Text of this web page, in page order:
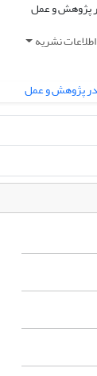
اطلاعات نشریه